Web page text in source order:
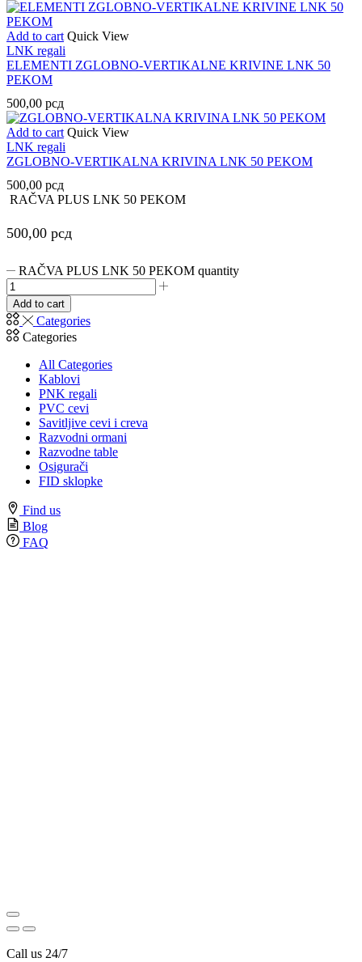
Add to cart Quick View
LNK regali
ELEMENTI ZGLOBNO-VERTIKALNE KRIVINE LNK 50
PEKOM
500,00 рсд
Add to cart Quick View
LNK regali
ZGLOBNO-VERTIKALNA KRIVINA LNK 50 PEKOM
500,00 рсд
RAČVA PLUS LNK 50 PEKOM
500,00 рсд
RAČVA PLUS LNK 50 PEKOM quantity
Add to cart
Categories
Categories
All Categories
Kablovi
PNK regali
PVC cevi
Savitljive cevi i creva
Razvodni ormani
Razvodne table
Osigurači
FID sklopke
Find us
Blog
FAQ
Call us 24/7